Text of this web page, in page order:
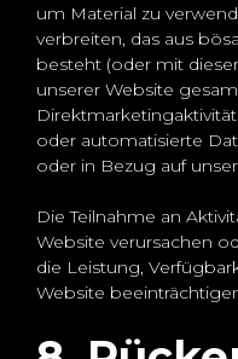
um Material zu
verbreiten, das aus
besteht (oder mit
unserer Website
oder automatisierte
oder in Bezug auf
Die Teilnahme an
Website verursachen
die Leistung,
Website